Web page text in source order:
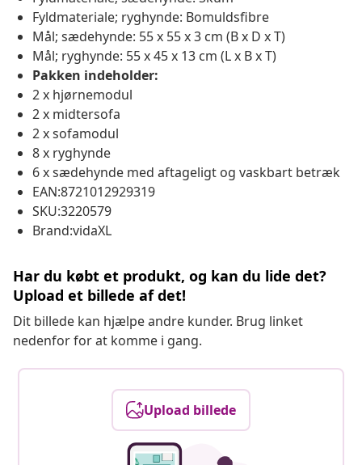
Fyldmateriale; ryghynde: Bomuldsfibre
Mål; sædehynde: 55 x 55 x 3 cm (B x D x T)
Mål; ryghynde: 55 x 45 x 13 cm (L x B x T)
Pakken indeholder:
2 x hjørnemodul
2 x midtersofa
2 x sofamodul
8 x ryghynde
6 x sædehynde med aftageligt og vaskbart betræk
EAN:8721012929319
SKU:3220579
Brand:vidaXL
Har du købt et produkt, og kan du lide det?
Upload et billede af det!
Dit billede kan hjælpe andre kunder. Brug linket
nedenfor for at komme i gang.
Upload billede